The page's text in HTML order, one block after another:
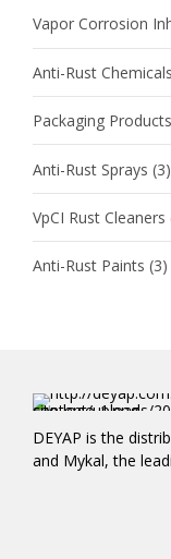
Vapor Corrosion
Anti-Rust Chemicals
Packaging Products
Anti-Rust Sprays (3)
VpCI Rust Cleaners
Anti-Rust Paints (3)
DEYAP is the
and Mykal, the